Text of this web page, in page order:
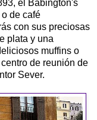
el Babington's
de café
con sus preciosas
plata y una
muffins o
de reunión de
Sever.